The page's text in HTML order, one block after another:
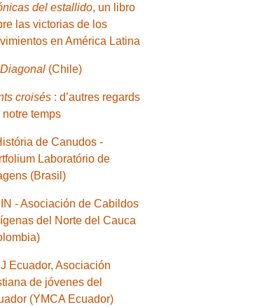
del estallido, un libro
las victorias de los
en América Latina
(Chile)
croisés : d’autres regards
notre temps
de Canudos -
Laboratório de
(Brasil)
- Asociación de Cabildos
del Norte del Cauca
Ecuador, Asociación
de jóvenes del
(YMCA Ecuador)